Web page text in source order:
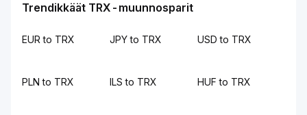
Trendikkäät TRX-muunnosparit
EUR to TRX JPY to TRX USD to TRX
PLN to TRX ILS to TRX HUF to TRX